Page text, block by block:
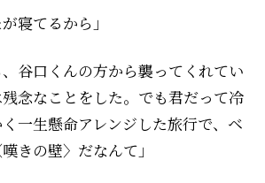
寝てるから」
、谷口くんの方から襲ってくれてい
念なことをした。でも君だって冷
一生懸命アレンジした旅行で、ベ
きの壁〉だなんて」